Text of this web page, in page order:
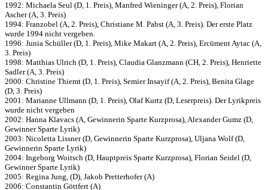
1992: Michaela Seul (D, 1. Preis), Manfred Wieninger (A, 2. Preis), Florian
Ascher (A, 3. Preis)
1994: Franzobel (A, 2. Preis), Christiane M. Pabst (A, 3. Preis). Der erste Platz
wurde 1994 nicht vergeben.
1996: Junia Schüller (D, 1. Preis), Mike Makart (A, 2. Preis), Ercüment Aytac (A,
3. Preis)
1998: Matthias Ulrich (D, 1. Preis), Claudia Glanzmann (CH, 2. Preis), Henriette
Sadler (A, 3. Preis)
2000: Christine Thiemt (D, 1. Preis), Semier Insayif (A, 2. Preis), Benita Glage
(D, 3. Preis)
2001: Marianne Ullmann (D, 1. Preis), Olaf Kurtz (D, Leserpreis). Der Lyrikpreis
wurde nicht vergeben
2002: Hanna Klavacs (A, Gewinnerin Sparte Kurzprosa), Alexander Gumz (D,
Gewinner Sparte Lyrik)
2003: Nicoletta Lissner (D, Gewinnerin Sparte Kurzprosa), Uljana Wolf (D,
Gewinnerin Sparte Lyrik)
2004: Ingeborg Woitsch (D, Hauptpreis Sparte Kurzprosa), Florian Seidel (D,
Gewinner Sparte Lyrik)
2005: Regina Jung, (D), Jakob Pretterhofer (A)
2006: Constantin Göttfert (A)